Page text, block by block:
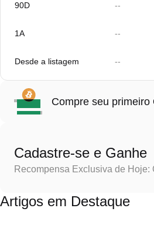
90D --
1A --
Desde a listagem --
Compre seu primeiro
Cadastre-se e Ganhe
Recompensa Exclusiva de
Artigos em Destaque